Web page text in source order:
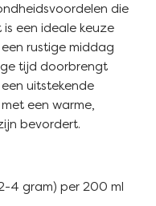
die
een ideale keuze
rustige middag
tijd doorbrengt
uitstekende
een warme,
bevordert.
4 gram) per 200 ml